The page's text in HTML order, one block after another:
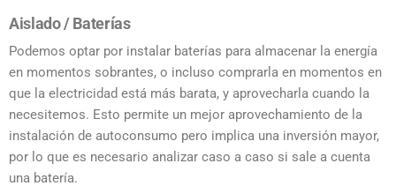
Aislado / Baterías
Podemos optar por instalar baterías para almacenar la energía
en momentos sobrantes, o incluso comprarla en momentos en
que la electricidad está más barata, y aprovecharla cuando la
necesitemos. Esto permite un mejor aprovechamiento de la
instalación de autoconsumo pero implica una inversión mayor,
por lo que es necesario analizar caso a caso si sale a cuenta
una batería.